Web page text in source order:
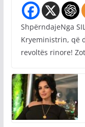
ShpërndajeNga
Kryeministrin, që
revoltës rinore!